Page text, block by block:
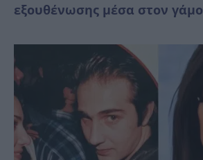
εξουθένωσης μέσα στον γάμο